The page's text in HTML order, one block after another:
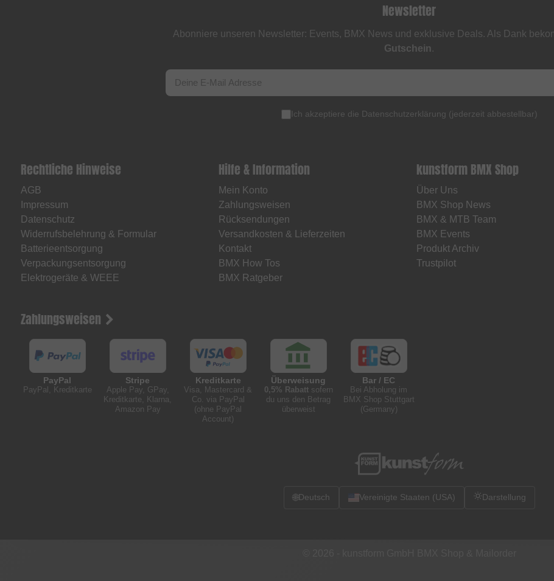
Newsletter
Abonniere unseren Newsletter: Events, BMX News und exklusive Deals. Als Dank
Gutschein.
Ich akzeptiere die Datenschutzerklärung (jederzeit abbestellbar)
Rechtliche Hinweise
AGB
Impressum
Datenschutz
Widerrufsbelehrung & Formular
Batterieentsorgung
Verpackungsentsorgung
Elektrogeräte & WEEE
Hilfe & Information
Mein Konto
Zahlungsweisen
Rücksendungen
Versandkosten & Lieferzeiten
Kontakt
BMX How Tos
BMX Ratgeber
kunstform BMX Shop
Über Uns
BMX Shop News
BMX & MTB Team
BMX Events
Produkt Archiv
Trustpilot
Zahlungsweisen
PayPal
PayPal, Kreditkarte
Stripe
Apple Pay, GPay,
Kreditkarte, Klarna,
Amazon Pay
Kreditkarte
Visa, Mastercard &
Co. via PayPal
(ohne PayPal
Account)
Überweisung
0,5% Rabattsofern
du uns den Betrag
überweist
Bar / EC
Bei Abholung im
BMX Shop Stuttgart
(Germany)
🌐Deutsch Vereinigte Staaten (USA) Darstellung